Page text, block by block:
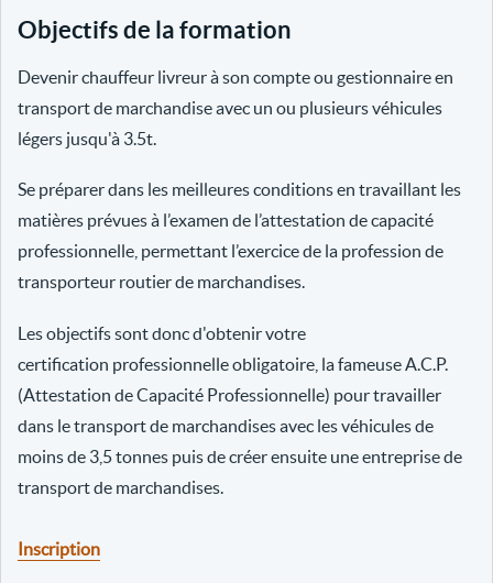
Objectifs de la formation
Devenir chauffeur livreur à son compte ou gestionnaire en
transport de marchandise avec un ou plusieurs véhicules
légers jusqu'à 3.5t.
Se préparer dans les meilleures conditions en travaillant les
matières prévues à l’examen de l’attestation de capacité
professionnelle, permettant l’exercice de la profession de
transporteur routier de marchandises.
Les objectifs sont donc d'obtenir votre
certification professionnelle obligatoire, la fameuse A.C.P.
(Attestation de Capacité Professionnelle) pour travailler
dans le transport de marchandises avec les véhicules de
moins de 3,5 tonnes puis de créer ensuite une entreprise de
transport de marchandises.
Inscription